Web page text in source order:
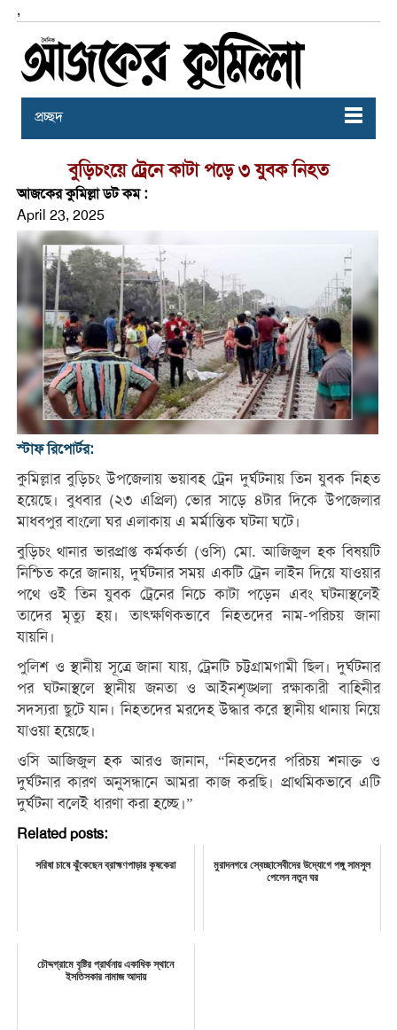
,
প্রচ্ছদ
বুড়িচংয়ে ট্রেনে কাটা পড়ে ৩ যুবক নিহত
আজকের কুমিল্লা ডট কম :
April 23, 2025
স্টাফ রিপোর্টর:
কুমিল্লার বুড়িচং উপজেলায় ভয়াবহ ট্রেন দুর্ঘটনায় তিন যুবক নিহত
হয়েছে। বুধবার (২৩ এপ্রিল) ভোর সাড়ে ৪টার দিকে উপজেলার
মাধবপুর বাংলো ঘর এলাকায় এ মর্মান্তিক ঘটনা ঘটে।
বুড়িচং থানার ভারপ্রাপ্ত কর্মকর্তা (ওসি) মো. আজিজুল হক বিষয়টি
নিশ্চিত করে জানায়, দুর্ঘটনার সময় একটি ট্রেন লাইন দিয়ে যাওয়ার
পথে ওই তিন যুবক ট্রেনের নিচে কাটা পড়েন এবং ঘটনাস্থলেই
তাদের মৃত্যু হয়। তাৎক্ষণিকভাবে নিহতদের নাম-পরিচয় জানা
যায়নি।
পুলিশ ও স্থানীয় সূত্রে জানা যায়, ট্রেনটি চট্টগ্রামগামী ছিল। দুর্ঘটনার
পর ঘটনাস্থলে স্থানীয় জনতা ও আইনশৃঙ্খলা রক্ষাকারী বাহিনীর
সদস্যরা ছুটে যান। নিহতদের মরদেহ উদ্ধার করে স্থানীয় থানায় নিয়ে
যাওয়া হয়েছে।
ওসি আজিজুল হক আরও জানান, “নিহতদের পরিচয় শনাক্ত ও
দুর্ঘটনার কারণ অনুসন্ধানে আমরা কাজ করছি। প্রাথমিকভাবে এটি
দুর্ঘটনা বলেই ধারণা করা হচ্ছে।”
Related posts:
সরিষা চাষে ঝুঁকেছেন ব্রাহ্মণপাড়ার কৃষকেরা
মুরাদনগরে স্বেচ্ছাসেবীদের উদ্যোগে পঙ্গু সামসুল
পেলেন নতুন ঘর
চৌদ্দগ্রামে বৃষ্টির প্রার্থনায় একাধিক স্থানে
ইসতিসকার নামাজ আদায়